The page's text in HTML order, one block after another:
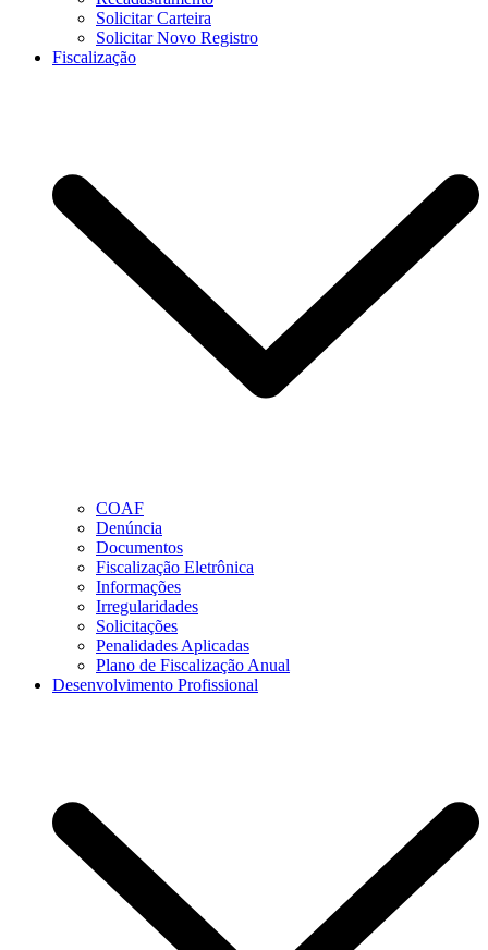
Solicitar Carteira
Solicitar Novo Registro
Fiscalização
COAF
Denúncia
Documentos
Fiscalização Eletrônica
Informações
Irregularidades
Solicitações
Penalidades Aplicadas
Plano de Fiscalização Anual
Desenvolvimento Profissional